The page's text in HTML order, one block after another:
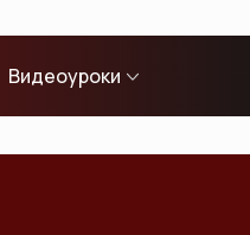
Видеоуроки